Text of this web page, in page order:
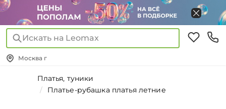
Искать на Leomax
Москва г
Платья, туники
Платье-рубашка платья летние